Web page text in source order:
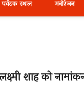
पर्यटक स्थल मनोरंजन
शाह को